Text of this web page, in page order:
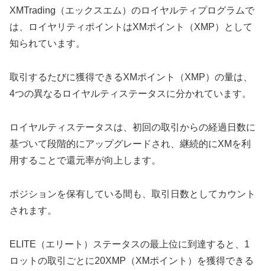
XMTrading（エックスエム）のロイヤルティプログラムで
は、ロイヤリティポイントはXMポイント（XMP）として
知られています。
取引するたびに獲得できるXMポイント（XMP）の量は、
4つの異なるロイヤルティステータスに分かれています。
ロイヤルティステータスは、初回の取引からの経過日数に
基づいて段階的にアップグレードされ、継続的にXMを利
用することで還元率が向上します。
ポジションを保有している間も、取引日数としてカウント
されます。
ELITE（エリート）ステータスの最上位に到達すると、1
ロットの取引ごとに20XMP（XMポイント）を獲得できる